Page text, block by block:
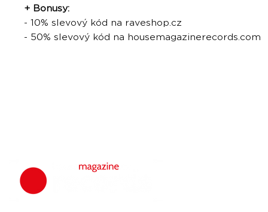
+ Bonusy:
- 10% slevový kód na raveshop.cz
- 50% slevový kód na housemagazinerecords.com